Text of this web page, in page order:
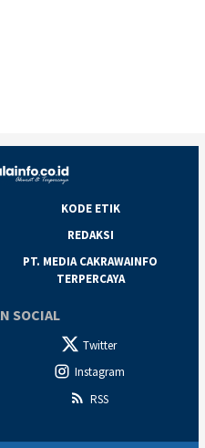
KODE ETIK
REDAKSI
PT. MEDIA CAKRAWAINFO
TERPERCAYA
SOCIAL
Twitter
Instagram
RSS